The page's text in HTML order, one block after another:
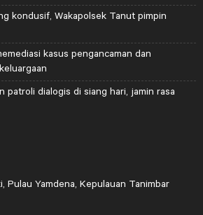
kondusif, Wakapolsek Tanut pimpin
kasus pengancaman dan
patroli dialogis di siang hari, jamin rasa
Pulau Yamdena, Kepulauan Tanimbar